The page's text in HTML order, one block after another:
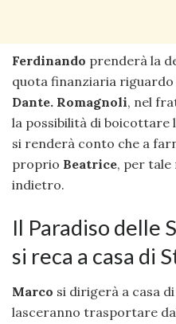
Ferdinando prenderà la
quota finanziaria riguardo
Dante. Romagnoli, nel
la possibilità di boicottare
si renderà conto che a
proprio Beatrice, per tale
indietro.
Il Paradiso delle
si reca a casa di
Marco si dirigerà a casa di
lasceranno trasportare